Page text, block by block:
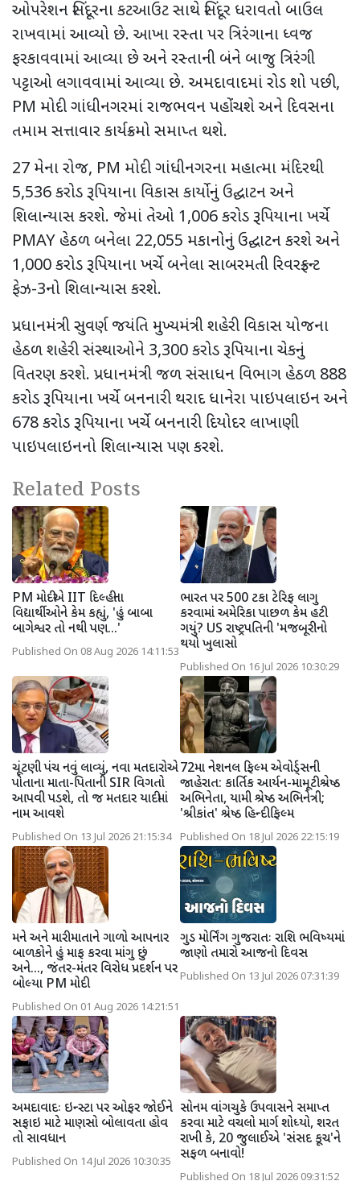
ઓપરેશન સિંદૂરના કટઆઉટ સાથે સિંદૂર ધરાવતો બાઉલ
રાખવામાં આવ્યો છે. આખા રસ્તા પર ત્રિરંગાના ધ્વજ
ફરકાવવામાં આવ્યા છે અને રસ્તાની બંને બાજુ ત્રિરંગી
પટ્ટાઓ લગાવવામાં આવ્યા છે. અમદાવાદમાં રોડ શો પછી,
PM મોદી ગાંધીનગરમાં રાજભવન પહોંચશે અને દિવસના
તમામ સત્તાવાર કાર્યક્રમો સમાપ્ત થશે.
27 મેના રોજ, PM મોદી ગાંધીનગરના મહાત્મા મંદિરથી
5,536કરોડ રૂપિયાના વિકાસ કાર્યોનું ઉદ્ઘાટન અને
શિલાન્યાસ કરશે. જેમાં તેઓ 1,006કરોડ રૂપિયાના ખર્ચે
PMAY હેઠળ બનેલા 22,055 મકાનોનું ઉદ્ઘાટન કરશે અને
1,000કરોડ રૂપિયાના ખર્ચે બનેલા સાબરમતી રિવરફ્રન્ટ
ફેઝ-3નો શિલાન્યાસ કરશે.
પ્રધાનમંત્રી સુવર્ણ જયંતિ મુખ્યમંત્રી શહેરી વિકાસ યોજના
હેઠળ શહેરી સંસ્થાઓને 3,300કરોડ રૂપિયાના ચેકનું
વિતરણ કરશે. પ્રધાનમંત્રી જળ સંસાધન વિભાગ હેઠળ 888
કરોડ રૂપિયાના ખર્ચે બનનારી થરાદ ધાનેરા પાઇપલાઇન અને
678કરોડ રૂપિયાના ખર્ચે બનનારી દિયોદર લાખાણી
પાઇપલાઇનનો શિલાન્યાસ પણ કરશે.
Related Posts
PM મોદીએ IIT દિલ્હીના
વિદ્યાર્થીઓને કેમ કહ્યું, 'હું બાબા
બાગેશ્વર તો નથી પણ...'
Published On 08 Aug 2026 14:11:53
ભારત પર 500 ટકા ટેરિફ લાગુ
કરવામાં અમેરિકા પાછળ કેમ હટી
ગયું? US રાષ્ટ્રપતિની 'મજબૂરી'નો
થયો ખુલાસો
Published On 16 Jul 2026 10:30:29
ચૂંટણી પંચ નવું લાવ્યું, નવા મતદારોએ
પોતાના માતા-પિતાની SIR વિગતો
આપવી પડશે, તો જ મતદાર યાદીમાં
નામ આવશે
Published On 13 Jul 2026 21:15:34
72મા નેશનલ ફિલ્મ એવોર્ડ્સની
જાહેરાત: કાર્તિક આર્યન-મામૂટી શ્રેષ્ઠ
અભિનેતા, યામી શ્રેષ્ઠ અભિનેત્રી;
'શ્રીકાંત' શ્રેષ્ઠ હિન્દી ફિલ્મ
Published On 18 Jul 2026 22:15:19
મને અને મારી માતાને ગાળો આપનાર
બાળકોને હું માફ કરવા માંગુ છું
અને..., જંતર-મંતર વિરોધ પ્રદર્શન પર
બોલ્યા PM મોદી
Published On 01 Aug 2026 14:21:51
ગુડ મોર્નિંગ ગુજરાતઃ રાશિ ભવિષ્યમાં
જાણો તમારો આજનો દિવસ
Published On 13 Jul 2026 07:31:39
અમદાવાદઃ ઇન્સ્ટા પર ઓફર જોઈને
સફાઇ માટે માણસો બોલાવતા હોવ
તો સાવધાન
Published On 14 Jul 2026 10:30:35
સોનમ વાંગચુકે ઉપવાસને સમાપ્ત
કરવા માટે વચલો માર્ગ શોધ્યો, શરત
રાખી કે, 20 જુલાઈએ 'સંસદ કૂચ'ને
સફળ બનાવો!
Published On 18 Jul 2026 09:31:52